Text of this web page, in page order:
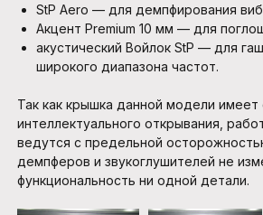
StP Aero — для демпфирования
Акцент Premium 10 мм — для
акустический Войлок StP — для
широкого диапазона частот.
Так как крышка данной модели имеет
интеллектуального открывания,
ведутся с предельной
демпферов и звукоглушителей не
функциональность ни одной детали.